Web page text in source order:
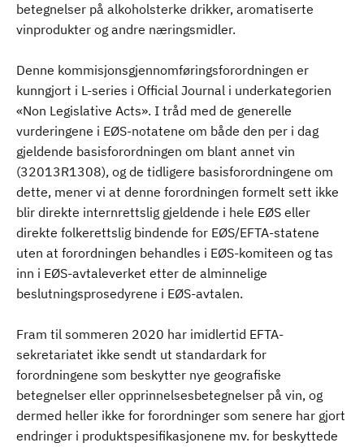
betegnelser på alkoholsterke drikker, aromatiserte
vinprodukter og andre næringsmidler.
Denne kommisjonsgjennomføringsforordningen er
kunngjort i L-series i Official Journal i underkategorien
«Non Legislative Acts». I tråd med de generelle
vurderingene i EØS-notatene om både den per i dag
gjeldende basisforordningen om blant annet vin
(32013R1308), og de tidligere basisforordningene om
dette, mener vi at denne forordningen formelt sett ikke
blir direkte internrettslig gjeldende i hele EØS eller
direkte folkerettslig bindende for EØS/EFTA-statene
uten at forordningen behandles i EØS-komiteen og tas
inn i EØS-avtaleverket etter de alminnelige
beslutningsprosedyrene i EØS-avtalen.
Fram til sommeren 2020 har imidlertid EFTA-
sekretariatet ikke sendt ut standardark for
forordningene som beskytter nye geografiske
betegnelser eller opprinnelsesbetegnelser på vin, og
dermed heller ikke for forordninger som senere har gjort
endringer i produktspesifikasjonene mv. for beskyttede